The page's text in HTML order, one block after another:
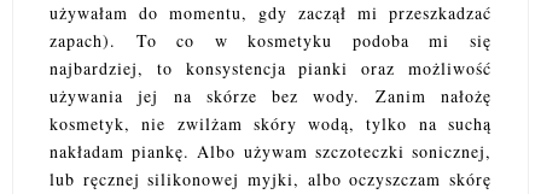
używałam do momentu, gdy zaczął mi przeszkadzać
zapach). To co w kosmetyku podoba mi się
najbardziej, to konsystencja pianki oraz możliwość
używania jej na skórze bez wody. Zanim nałożę
kosmetyk, nie zwilżam skóry wodą, tylko na suchą
nakładam piankę. Albo używam szczoteczki sonicznej,
lub ręcznej silikonowej myjki, albo oczyszczam skórę